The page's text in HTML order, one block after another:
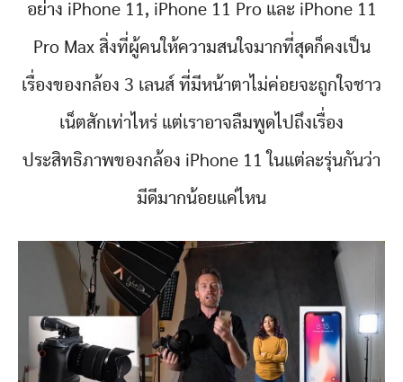
อย่าง iPhone 11, iPhone 11 Pro และ iPhone 11
Pro Max สิ่งที่ผู้คนให้ความสนใจมากที่สุดก็คงเป็น
เรื่องของกล้อง 3 เลนส์ ที่มีหน้าตาไม่ค่อยจะถูกใจชาว
เน็ตสักเท่าไหร่ แต่เราอาจลืมพูดไปถึงเรื่อง
ประสิทธิภาพของกล้อง iPhone 11 ในแต่ละรุ่นกันว่า
มีดีมากน้อยแค่ไหน